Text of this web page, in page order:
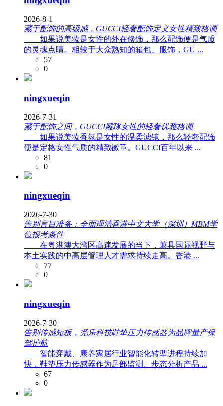
2026-8-1
藏于配饰的高级感，GUCCI轻奢配饰定义女性精致格调
如果说美妆是女性的外在修饰，那么配饰便是气质
的灵魂点睛。相较于大众熟知的箱包、服饰，GU ...
57
0
ningxueqin
2026-7-31
藏于配饰之间，GUCCI雕琢女性的轻奢优雅格调
如果说美妆香氛是女性的温柔滤镜，那么轻奢配饰
便是定格女性气质的精致徽章。GUCCI百年以来 ...
81
0
ningxueqin
2026-7-30
告别盲目准备：全面理清香港中文大学（深圳）MBM学
位报考条件
在粤港澳大湾区高速发展的当下，兼具国际视野与
本土实践的中高层管理人才需求持续走高。香港 ...
77
0
ningxueqin
2026-7-30
告别传感短板，尧乐科技鞋垫压力传感器为品牌量产保
驾护航
智能穿戴、康养家居行业智能化转型进程持续加
快，鞋垫压力传感器作为足部监测、步态分析产品 ...
67
0